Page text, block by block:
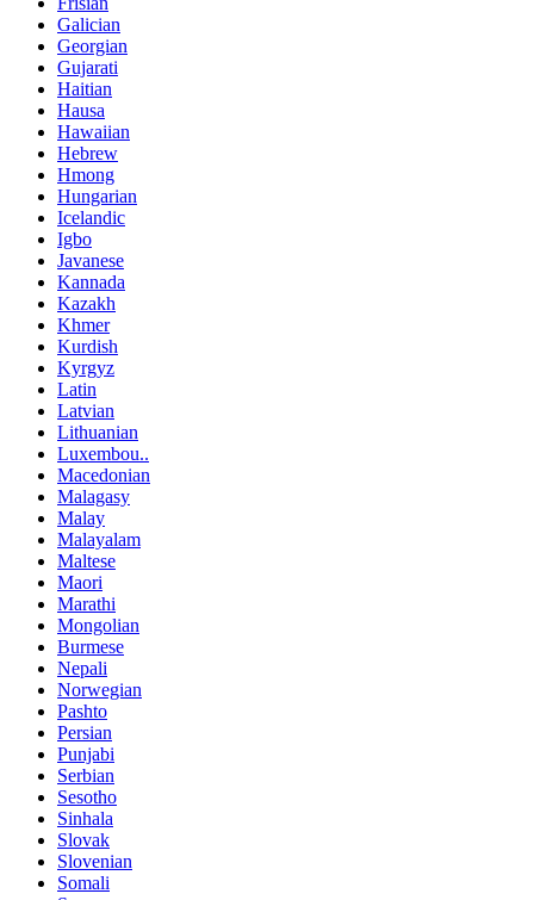
Galician
Georgian
Gujarati
Haitian
Hausa
Hawaiian
Hebrew
Hmong
Hungarian
Icelandic
Igbo
Javanese
Kannada
Kazakh
Khmer
Kurdish
Kyrgyz
Latin
Latvian
Lithuanian
Luxembou..
Macedonian
Malagasy
Malay
Malayalam
Maltese
Maori
Marathi
Mongolian
Burmese
Nepali
Norwegian
Pashto
Persian
Punjabi
Serbian
Sesotho
Sinhala
Slovak
Slovenian
Somali